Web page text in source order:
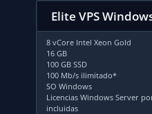
Elite VPS
8 vCore Intel Xeon Gold
16 GB
100 GB SSD
100 Mb/s ilimitado*
SO Windows
Licencias Windows Server
incluidas